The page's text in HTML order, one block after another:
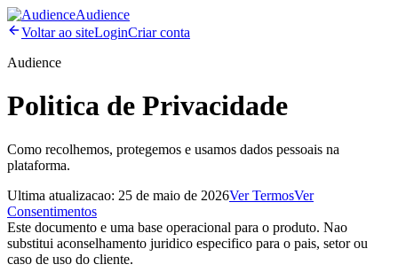
Audience
Voltar ao siteLoginCriar conta
Audience
Politica de Privacidade
Como recolhemos, protegemos e usamos dados pessoais na
plataforma.
Ultima atualizacao: 25 de maio de 2026VerTermosVer
Consentimentos
Este documento e uma base operacional para o produto. Nao
substitui aconselhamento juridico especifico para o pais, setor ou
caso de uso do cliente.